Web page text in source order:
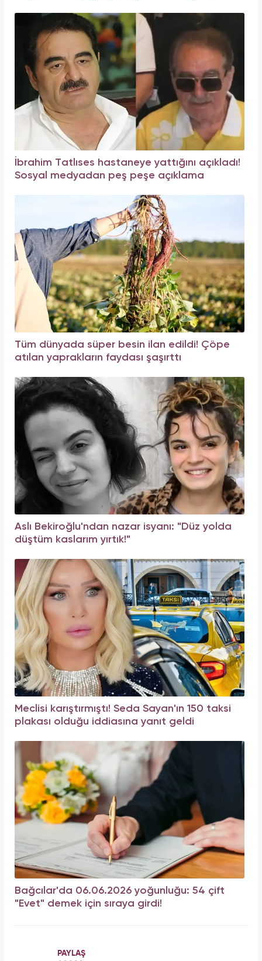
İbrahim Tatlıses hastaneye yattığını açıkladı!
Sosyal medyadan peş peşe açıklama
Tüm dünyada süper besin ilan edildi! Çöpe
atılan yaprakların faydası şaşırttı
Aslı Bekiroğlu'ndan nazar isyanı: "Düz yolda
düştüm kaslarım yırtık!"
Meclisi karıştırmıştı! Seda Sayan'ın 150 taksi
plakası olduğu iddiasına yanıt geldi
Bağcılar'da 06.06.2026 yoğunluğu: 54 çift
"Evet" demek için sıraya girdi!
PAYLAŞ